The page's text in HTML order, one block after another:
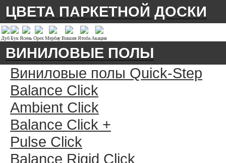
ЦВЕТА ПАРКЕТНОЙ ДОСКИ
ДубБук ЯсеньОрехМербауВишня Ятоба Акация
ВИНИЛОВЫЕ ПОЛЫ
Виниловые полы Quick-Step
Balance Click
Ambient Click
Balance Click +
Pulse Click
Balance Rigid Click